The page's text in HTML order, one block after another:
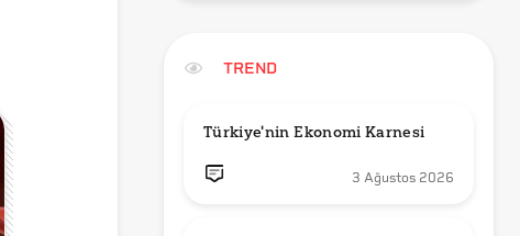
TREND
Türkiye'nin Ekonomi Karnesi
3 Ağustos 2026